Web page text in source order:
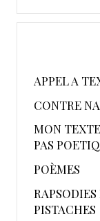
APPEL A
CONTRE
MON
PAS
POÈMES
RAPSODIES
PISTACHES